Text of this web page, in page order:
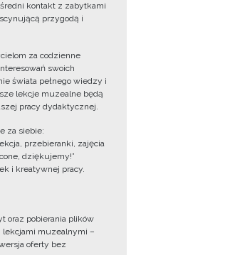
kontakt z zabytkami
przygodą i
za codzienne
swoich
świata pełnego wiedzy i
lekcje muzealne będą
pracy dydaktycznej.
za siebie:
przebieranki, zajęcia
dziękujemy!”
i kreatywnej pracy.
oraz pobierania plików
lekcjami muzealnymi –
oferty bez